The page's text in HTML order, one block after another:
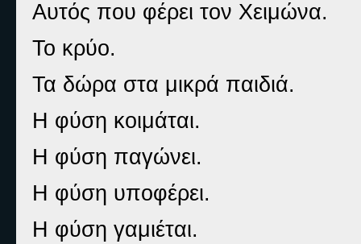
Αυτός που φέρει τον Χειμώνα.
Το κρύο.
Τα δώρα στα μικρά παιδιά.
Η φύση κοιμάται.
Η φύση παγώνει.
Η φύση υποφέρει.
Η φύση γαμιέται.